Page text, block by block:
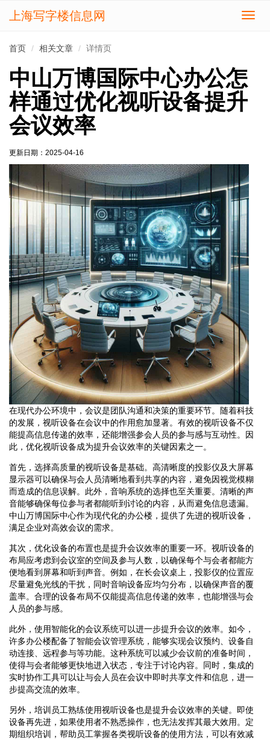
切
上海写字楼信息网
首页 相关文章 详情页
中山万博国际中心办公怎
样通过优化视听设备提升
会议效率
更新日期： 2025-04-16
在现代办公环境中，会议是团队沟通和决策的重要环节。随着科技
的发展，视听设备在会议中的作用愈加显著。有效的视听设备不仅
能提高信息传递的效率，还能增强参会人员的参与感与互动性。因
此，优化视听设备成为提升会议效率的关键因素之一。
首先，选择高质量的视听设备是基础。高清晰度的投影仪及大屏幕
显示器可以确保与会人员清晰地看到共享的内容，避免因视觉模糊
而造成的信息误解。此外，音响系统的选择也至关重要。清晰的声
音能够确保每位参与者都能听到讨论的内容，从而避免信息遗漏。
中山万博国际中心作为现代化的办公楼，提供了先进的视听设备，
满足企业对高效会议的需求。
其次，优化设备的布置也是提升会议效率的重要一环。视听设备的
布局应考虑到会议室的空间及参与人数，以确保每个与会者都能方
便地看到屏幕和听到声音。例如，在长会议桌上，投影仪的位置应
尽量避免光线的干扰，同时音响设备应均匀分布，以确保声音的覆
盖率。合理的设备布局不仅能提高信息传递的效率，也能增强与会
人员的参与感。
此外，使用智能化的会议系统可以进一步提升会议的效率。如今，
许多办公楼配备了智能会议管理系统，能够实现会议预约、设备自
动连接、远程参与等功能。这种系统可以减少会议前的准备时间，
使得与会者能够更快地进入状态，专注于讨论内容。同时，集成的
实时协作工具可以让与会人员在会议中即时共享文件和信息，进一
步提高交流的效率。
另外，培训员工熟练使用视听设备也是提升会议效率的关键。即使
设备再先进，如果使用者不熟悉操作，也无法发挥其最大效用。定
期组织培训，帮助员工掌握各类视听设备的使用方法，可以有效减